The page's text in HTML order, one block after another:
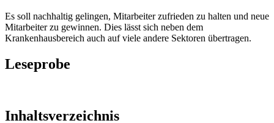
Es soll nachhaltig gelingen, Mitarbeiter zufrieden zu halten und neue
Mitarbeiter zu gewinnen. Dies lässt sich neben dem
Krankenhausbereich auch auf viele andere Sektoren übertragen.
Leseprobe
Inhaltsverzeichnis